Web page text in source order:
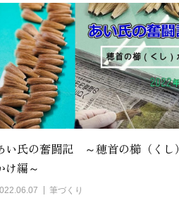
い氏の奮闘記 ～穂首の櫛（くし）
け編～
筆づくり